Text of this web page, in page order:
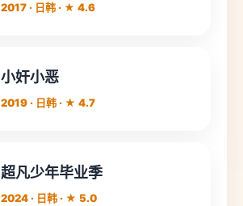
2017 · 日韩 · ★ 4.6
小奸小恶
2019 · 日韩 · ★ 4.7
超凡少年毕业季
2024 · 日韩 · ★ 5.0